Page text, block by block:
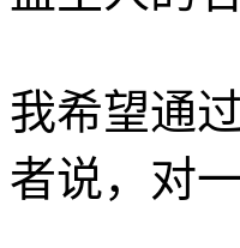
我希望通
者说，对